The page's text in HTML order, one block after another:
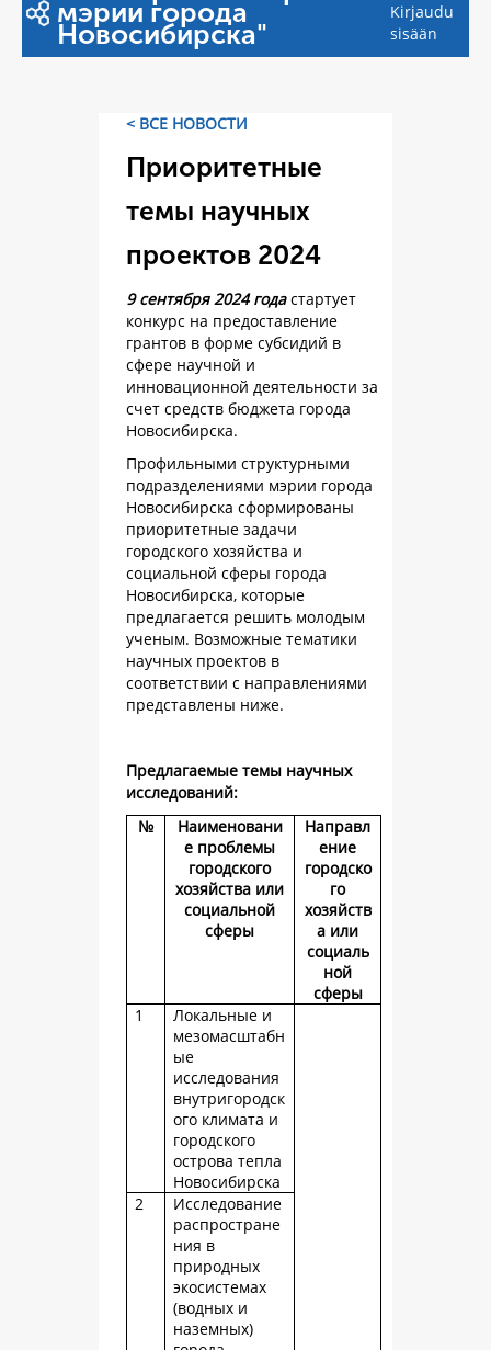
мэрии города
Новосибирска"
Kirjaudu
sisään
< ВСЕ НОВОСТИ
Приоритетные
темы научных
проектов 2024
9 сентября 2024 годастартует
конкурс на предоставление
грантов в форме субсидий в
сфере научной и
инновационной деятельности за
счет средств бюджета города
Новосибирска.
Профильными структурными
подразделениями мэрии города
Новосибирска сформированы
приоритетные задачи
городского хозяйства и
социальной сферы города
Новосибирска, которые
предлагается решить молодым
ученым. Возможные тематики
научных проектов в
соответствии с направлениями
представлены ниже.
Предлагаемые темы научных
исследований:
№
Наименовани
е проблемы
городского
хозяйства или
социальной
сферы
Направл
ение
городско
го
хозяйств
а или
социаль
ной
сферы
1
Локальные и
мезомасштабн
ые
исследования
внутригородск
ого климата и
городского
острова тепла
Новосибирска
2
Исследование
распростране
ния в
природных
экосистемах
(водных и
наземных)